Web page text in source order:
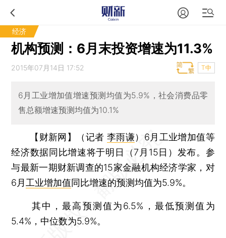
经济
机构预测：6月末投资增速为11.3%
2015年07月14日 17:52 T中
6月工业增加值增速预测均值为5.9%，社会消费品零
售总额增速预测均值为10.1%
【财新网】（记者李雨谦） 6月工业增加值等
经济数据同比增速将于明日（7月15日）发布。参
与最新一期财新调查的15家金融机构经济学家，对
6月 工业增加值同比增速的预测均值为5.9%。
其中，最高预测值为6.5%，最低预测值为
5.4%，中位数为5.9%。